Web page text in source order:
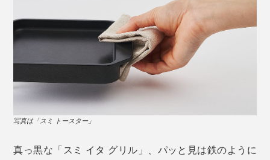
で、内部まで一気に熱が届くから。食材の中心に熱が伝
わる早さは、一般的なフライパンの約２倍。
表面だけではなく、分子を振動させ、内部からも加熱す
ることで、「外パリッ、内ふわっ」に。
測。これは、噛み切るエネルギーの低さを証明してお
り、肉を柔らかく仕上げることを意味しています。
写真は「スミ トースター」
真っ黒な「スミ イタ グリル」、パッと見は鉄のように